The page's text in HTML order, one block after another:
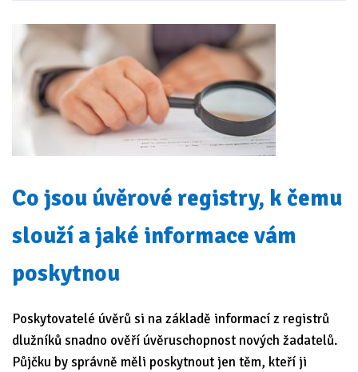
Co jsou úvěrové registry, k čemu
slouží a jaké informace vám
poskytnou
Poskytovatelé úvěrů si na základě informací z registrů
dlužníků snadno ověří úvěruschopnost nových žadatelů.
Půjčku by správně měli poskytnout jen těm, kteří ji